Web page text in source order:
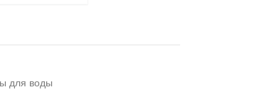
для воды